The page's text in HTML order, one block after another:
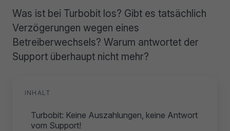
Was ist bei Turbobit los? Gibt es tatsächlich
Verzögerungen wegen eines
Betreiberwechsels? Warum antwortet der
Support überhaupt nicht mehr?
INHALT
Turbobit: Keine Auszahlungen, keine Antwort
vom Support!